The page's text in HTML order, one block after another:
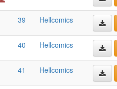
39 Hellcomics
40 Hellcomics
41 Hellcomics